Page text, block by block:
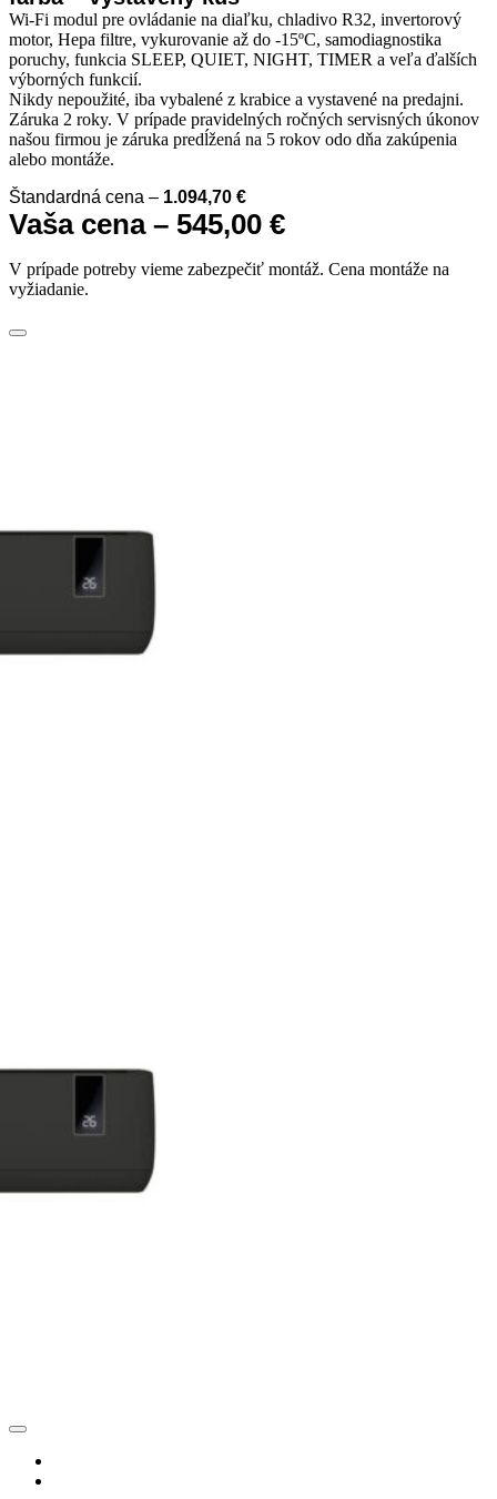
Wi-Fi modul pre ovládanie na diaľku, chladivo R32, invertorový
motor, Hepa filtre, vykurovanie až do -15ºC, samodiagnostika
poruchy, funkcia SLEEP, QUIET, NIGHT, TIMER a veľa ďalších
výborných funkcií.
Nikdy nepoužité, iba vybalené z krabice a vystavené na predajni.
Záruka 2 roky. V prípade pravidelných ročných servisných úkonov
našou firmou je záruka predĺžená na 5 rokov odo dňa zakúpenia
alebo montáže.
Štandardná cena – 1.094,70 €
Vaša cena – 545,00 €
V prípade potreby vieme zabezpečiť montáž. Cena montáže na
vyžiadanie.